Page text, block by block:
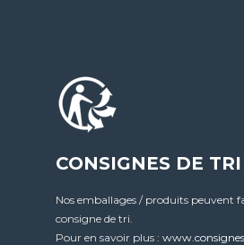
CONSIGNES DE TRI
Nos emballages / produits peuvent
consigne de tri.
Pour en savoir plus :